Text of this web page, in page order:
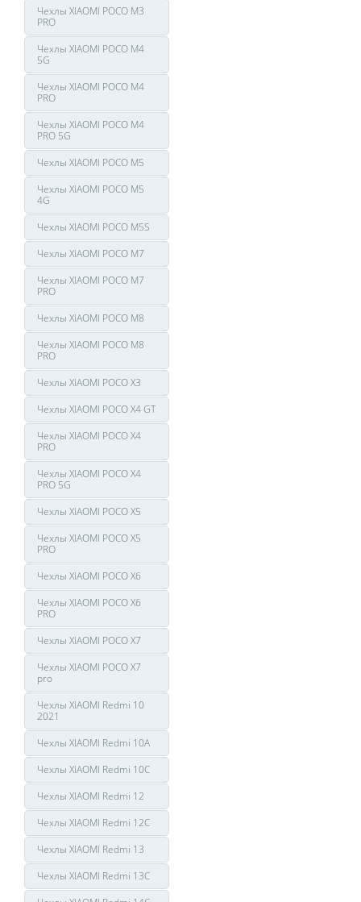
Чехлы XIAOMI POCO M3
PRO
Чехлы XIAOMI POCO M4
5G
Чехлы XIAOMI POCO M4
PRO
Чехлы XIAOMI POCO M4
PRO 5G
Чехлы XIAOMI POCO M5
Чехлы XIAOMI POCO M5
4G
Чехлы XIAOMI POCO M5S
Чехлы XIAOMI POCO M7
Чехлы XIAOMI POCO M7
PRO
Чехлы XIAOMI POCO M8
Чехлы XIAOMI POCO M8
PRO
Чехлы XIAOMI POCO X3
Чехлы XIAOMI POCO X4 GT
Чехлы XIAOMI POCO X4
PRO
Чехлы XIAOMI POCO X4
PRO 5G
Чехлы XIAOMI POCO X5
Чехлы XIAOMI POCO X5
PRO
Чехлы XIAOMI POCO X6
Чехлы XIAOMI POCO X6
PRO
Чехлы XIAOMI POCO X7
Чехлы XIAOMI POCO X7
pro
Чехлы XIAOMI Redmi 10
2021
Чехлы XIAOMI Redmi 10A
Чехлы XIAOMI Redmi 10C
Чехлы XIAOMI Redmi 12
Чехлы XIAOMI Redmi 12C
Чехлы XIAOMI Redmi 13
Чехлы XIAOMI Redmi 13C